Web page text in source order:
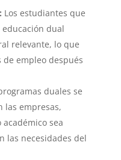
Los estudiantes que
dual
relevante, lo que
empleo después
duales se
las empresas,
sea
las necesidades del